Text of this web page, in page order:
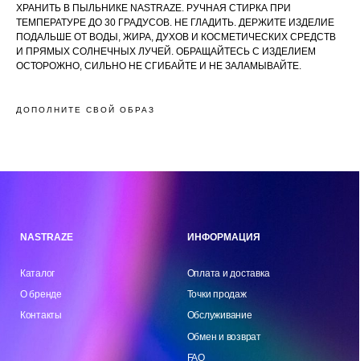
ХРАНИТЬ В ПЫЛЬНИКЕ NASTRAZE. РУЧНАЯ СТИРКА ПРИ
ТЕМПЕРАТУРЕ ДО 30 ГРАДУСОВ. НЕ ГЛАДИТЬ. ДЕРЖИТЕ ИЗДЕЛИЕ
ПОДАЛЬШЕ ОТ ВОДЫ, ЖИРА, ДУХОВ И КОСМЕТИЧЕСКИХ СРЕДСТВ
И ПРЯМЫХ СОЛНЕЧНЫХ ЛУЧЕЙ. ОБРАЩАЙТЕСЬ С ИЗДЕЛИЕМ
ОСТОРОЖНО, СИЛЬНО НЕ СГИБАЙТЕ И НЕ ЗАЛАМЫВАЙТЕ.
ДОПОЛНИТЕ СВОЙ ОБРАЗ
Оплата и доставка
Каталог
ИНФОРМАЦИЯ
NASTRAZE